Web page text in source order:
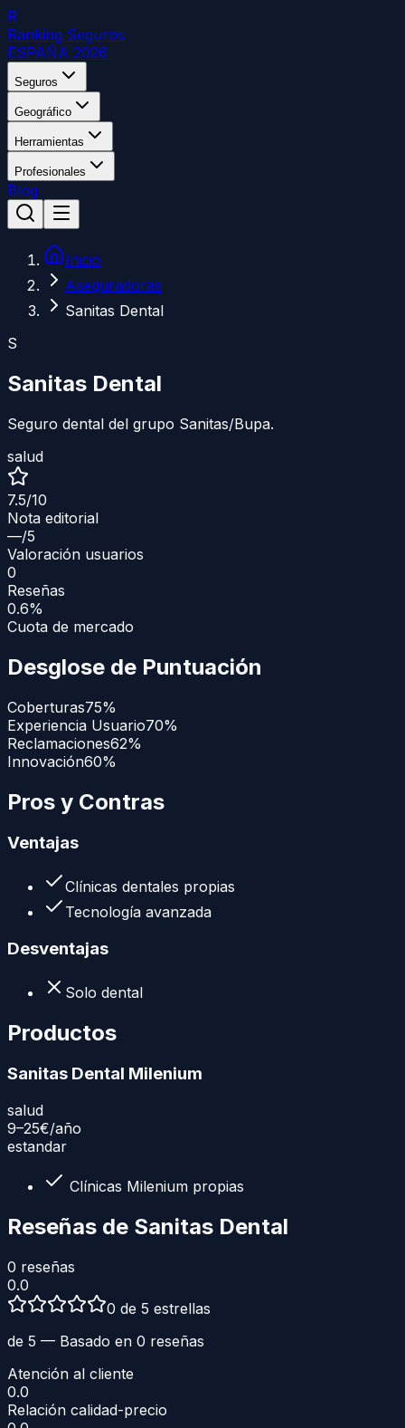
R
Ranking Seguros
ESPAÑA 2026
Seguros
Geográfico
Herramientas
Profesionales
Blog
Inicio
Aseguradoras
Sanitas Dental
S
Sanitas Dental
Seguro dental del grupo Sanitas/Bupa.
salud
7.5/10
Nota editorial
—/5
Valoración usuarios
0
Reseñas
0.6%
Cuota de mercado
Desglose de Puntuación
Coberturas75%
Experiencia Usuario70%
Reclamaciones62%
Innovación60%
Pros y Contras
Ventajas
Clínicas dentales propias
Tecnología avanzada
Desventajas
Solo dental
Productos
Sanitas Dental Milenium
salud
9–25€/año
estandar
Clínicas Milenium propias
Reseñas de Sanitas Dental
0 reseñas
0.0
0 de 5 estrellas
de 5 — Basado en 0 reseñas
Atención al cliente
0.0
Relación calidad-precio